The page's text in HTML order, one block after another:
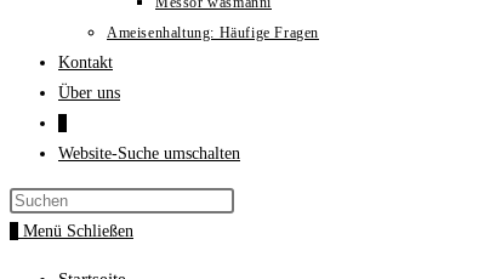
Ameisenhaltung: Häufige Fragen
Kontakt
Über uns
Website-Suche umschalten
Menü Schließen